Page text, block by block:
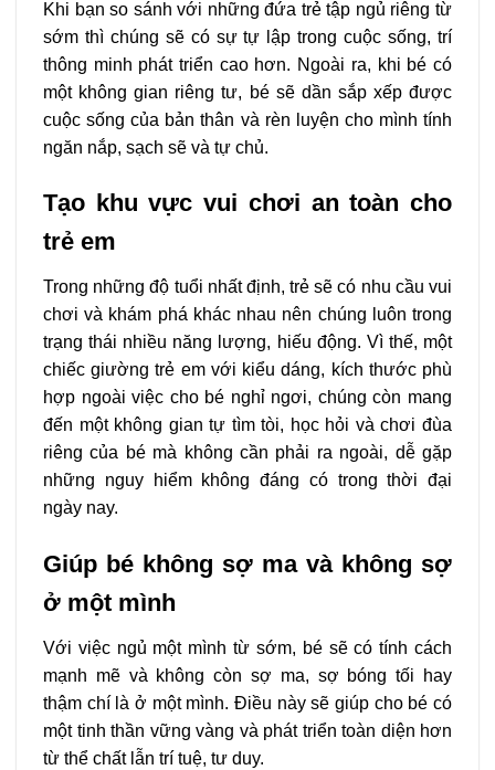
Khi bạn so sánh với những đứa trẻ tập ngủ riêng từ
sớm thì chúng sẽ có sự tự lập trong cuộc sống, trí
thông minh phát triển cao hơn. Ngoài ra, khi bé có
một không gian riêng tư, bé sẽ dần sắp xếp được
cuộc sống của bản thân và rèn luyện cho mình tính
ngăn nắp, sạch sẽ và tự chủ.
Tạo khu vực vui chơi an toàn cho
trẻ em
Trong những độ tuổi nhất định, trẻ sẽ có nhu cầu vui
chơi và khám phá khác nhau nên chúng luôn trong
trạng thái nhiều năng lượng, hiếu động. Vì thế, một
chiếc giường trẻ em với kiểu dáng, kích thước phù
hợp ngoài việc cho bé nghỉ ngơi, chúng còn mang
đến một không gian tự tìm tòi, học hỏi và chơi đùa
riêng của bé mà không cần phải ra ngoài, dễ gặp
những nguy hiểm không đáng có trong thời đại
ngày nay.
Giúp bé không sợ ma và không sợ
ở một mình
Với việc ngủ một mình từ sớm, bé sẽ có tính cách
mạnh mẽ và không còn sợ ma, sợ bóng tối hay
thậm chí là ở một mình. Điều này sẽ giúp cho bé có
một tinh thần vững vàng và phát triển toàn diện hơn
từ thể chất lẫn trí tuệ, tư duy.